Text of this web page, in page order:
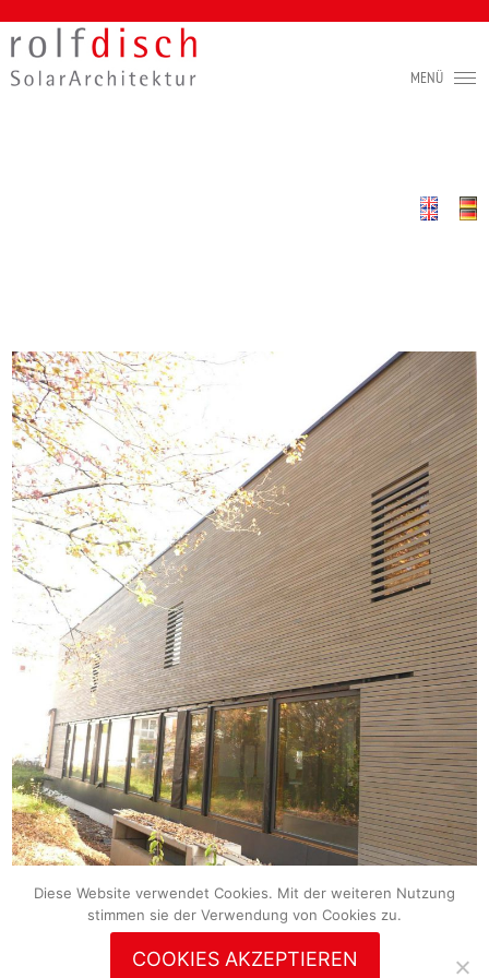
Diese Website verwendet Cookies. Mit der weiteren Nutzung
stimmen sie der Verwendung von Cookies zu.
COOKIES AKZEPTIEREN